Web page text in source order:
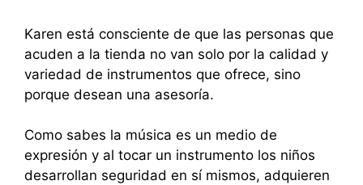
Karen está consciente de que las personas que
acuden a la tienda no van solo por la calidad y
variedad de instrumentos que ofrece, sino
porque desean una asesoría.
Como sabes la música es un medio de
expresión y al tocar un instrumento los niños
desarrollan seguridad en sí mismos, adquieren